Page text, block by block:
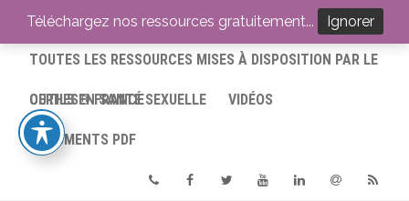
ACCUEIL
TOUTES LES RESSOURCES MISES À DISPOSITION PAR LE
CERHES® FRANCE
OUTILS EN SANTÉ SEXUELLE VIDÉOS
DOCUMENTS PDF
Téléchargez nos ressources gratuitement... Ignorer